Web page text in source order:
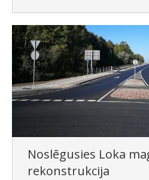
Noslēgusies Loka
rekonstrukcija